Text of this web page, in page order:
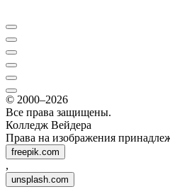
© 2000–2026
Все права защищены.
Колледж Вейдера
Права на изображения
freepik.com
,
unsplash.com